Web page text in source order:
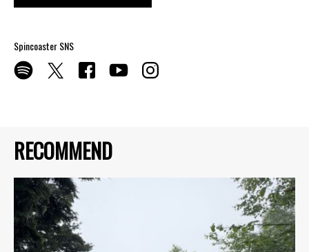
RECOMMEND
Spincoaster SNS